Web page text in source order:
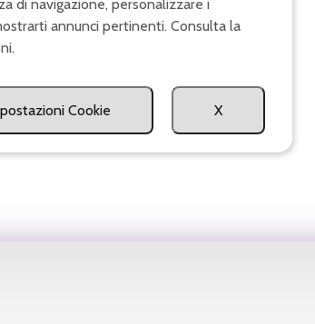
a partire da€19,90 + IVA
di navigazione, personalizzare i
annunci pertinenti. Consulta la
Cookie X